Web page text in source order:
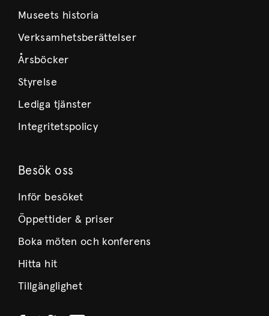
Museets historia
Verksamhetsberättelser
Årsböcker
Styrelse
Lediga tjänster
Integritetspolicy
Besök oss
Inför besöket
Öppettider & priser
Boka möten och konferens
Hitta hit
Tillgänglighet